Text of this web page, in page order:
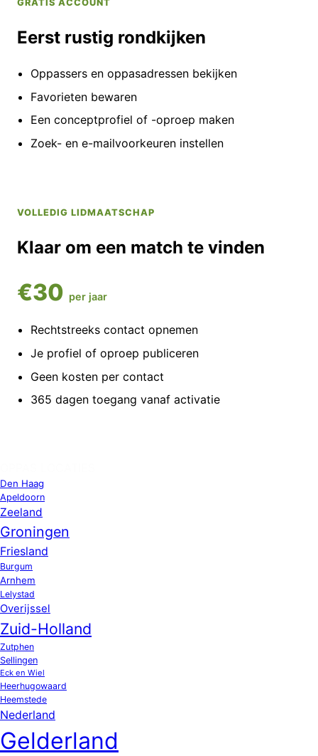
GRATIS ACCOUNT
Eerst rustig rondkijken
Oppassers en oppasadressen bekijken
Favorieten bewaren
Een conceptprofiel of -oproep maken
Zoek- en e-mailvoorkeuren instellen
VOLLEDIG LIDMAATSCHAP
Klaar om een match te vinden
€30 per jaar
Rechtstreeks contact opnemen
Je profiel of oproep publiceren
Geen kosten per contact
365 dagen toegang vanaf activatie
Den Haag
Apeldoorn
Zeeland
Groningen
Friesland
Burgum
Arnhem
Lelystad
Overijssel
Zuid-Holland
Zutphen
Sellingen
Eck en Wiel
Heerhugowaard
Heemstede
Nederland
Gelderland